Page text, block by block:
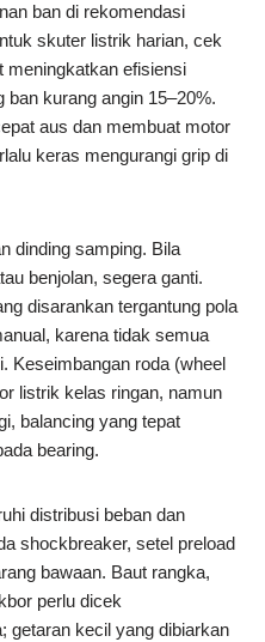
ban di rekomendasi
skuter listrik harian, cek
meningkatkan efisiensi
ban kurang angin 15–20%.
aus dan membuat motor
keras mengurangi grip di
dinding samping. Bila
benjolan, segera ganti.
disarankan tergantung pola
karena tidak semua
Keseimbangan roda (wheel
listrik kelas ringan, namun
balancing yang tepat
bearing.
distribusi beban dan
shockbreaker, setel preload
bawaan. Baut rangka,
perlu dicek
getaran kecil yang dibiarkan